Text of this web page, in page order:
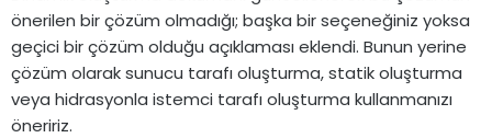
önerilen bir çözüm olmadığı; başka bir seçeneğiniz yoksa
geçici bir çözüm olduğu açıklaması eklendi. Bunun yerine
çözüm olarak sunucu tarafı oluşturma, statik oluşturma
veya hidrasyonla istemci tarafı oluşturma kullanmanızı
öneririz.